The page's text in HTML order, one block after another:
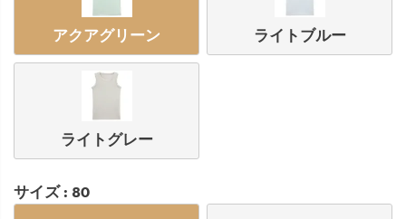
アクアグリーン ライトブルー
ライトグレー
サイズ 80